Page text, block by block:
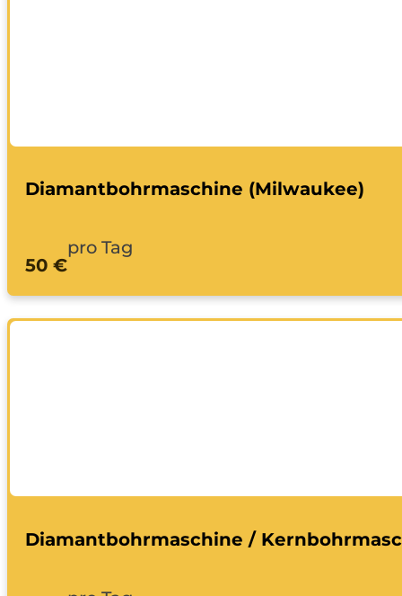
Diamantbohrmaschine (Milwaukee)
50 €
pro Tag
Diamantbohrmaschine /